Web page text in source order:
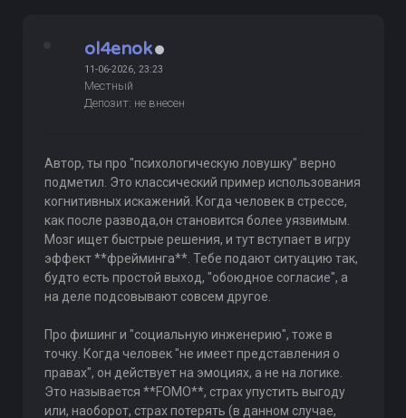
ol4enok
11-06-2026, 23:23
Местный
Депозит: не внесен
Автор, ты про "психологическую ловушку" верно
подметил. Это классический пример использования
когнитивных искажений. Когда человек в стрессе,
как после развода,он становится более уязвимым.
Мозг ищет быстрые решения, и тут вступает в игру
эффект **фрейминга**. Тебе подают ситуацию так,
будто есть простой выход, "обоюдное согласие", а
на деле подсовывают совсем другое.
Про фишинг и "социальную инженерию", тоже в
точку. Когда человек "не имеет представления о
правах", он действует на эмоциях, а не на логике.
Это называется **FOMO**, страх упустить выгоду
или, наоборот, страх потерять (в данном случае,